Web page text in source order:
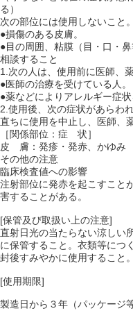
る）
次の部位には使用しないこと。
●損傷のある皮膚。
●目の周囲、粘膜（目・口・鼻
相談すること
1.次の人は、使用前に医師、
●医師の治療を受けている人。
●薬などによりアレルギー症
2.使用後、次の症状があらわ
直ちに使用を中止し、医師、
［関係部位：症 状］
皮 膚：発疹・発赤、かゆみ
その他の注意
臨床検査値への影響
注射部位に発赤を起こすこと
害することがある。
[保管及び取扱い上の注意]
直射日光の当たらない涼しい
に保管すること。衣類等につ
封後すみやかに使用すること
[使用期限]
製造日から３年（パッケージ